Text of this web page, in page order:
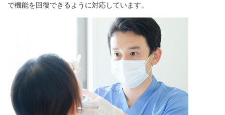
で機能を回復できるように対応しています。